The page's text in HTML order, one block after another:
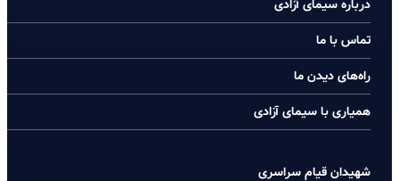
درباره سیمای آزادی
تماس با ما
راه‌های دیدن ما
همیاری با سیمای آزادی
شهیدان قیام سراسری